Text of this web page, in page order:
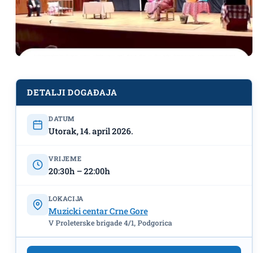
,,Crnogorac u krevetu“ 14.aprila pred
podgoričkom publikom
DETALJI DOGAĐAJA
DATUM
Utorak, 14. april 2026.
VRIJEME
20:30h – 22:00h
LOKACIJA
Muzicki centar Crne Gore
V Proleterske brigade 4/1, Podgorica